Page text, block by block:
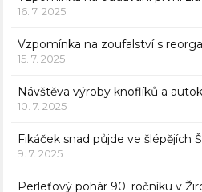
16. 7. 2025
Vzpomínka na zoufalství s
15. 7. 2025
Návštěva výroby knoflíků a
10. 7. 2025
Fikáček snad půjde ve šlépějích
9. 7. 2025
Perleťový pohár 90. ročníku v